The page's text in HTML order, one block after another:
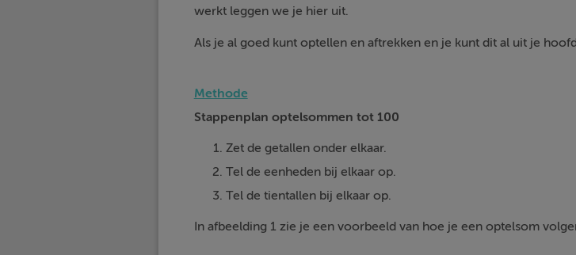
werkt leggen we je hier uit.
Als je al goed kunt optellen en aftrekken en je kunt dit al uit je
Methode
Stappenplan optelsommen tot 100
Zet de getallen onder elkaar.
Tel de eenheden bij elkaar op.
Tel de tientallen bij elkaar op.
In afbeelding 1 zie je een voorbeeld van hoe je een optelsom